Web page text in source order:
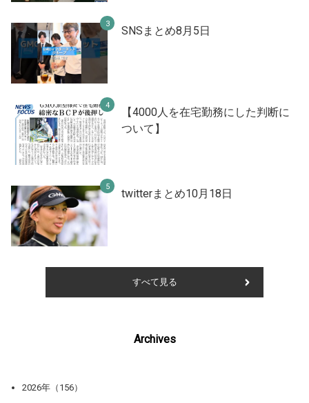
SNSまとめ8月5日
【4000人を在宅勤務にした判断に
ついて】
twitterまとめ10月18日
すべて見る
Archives
2026年（156）